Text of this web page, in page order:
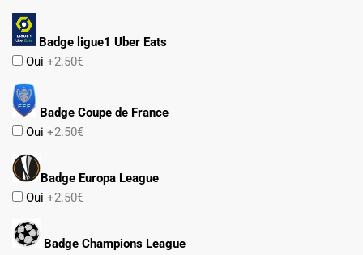
Badge ligue1 Uber Eats
Oui +2.50€
Badge Coupe de France
Oui +2.50€
Badge Europa League
Oui +2.50€
Badge Champions League